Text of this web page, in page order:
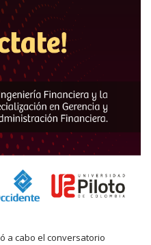
a cabo el conversatorio